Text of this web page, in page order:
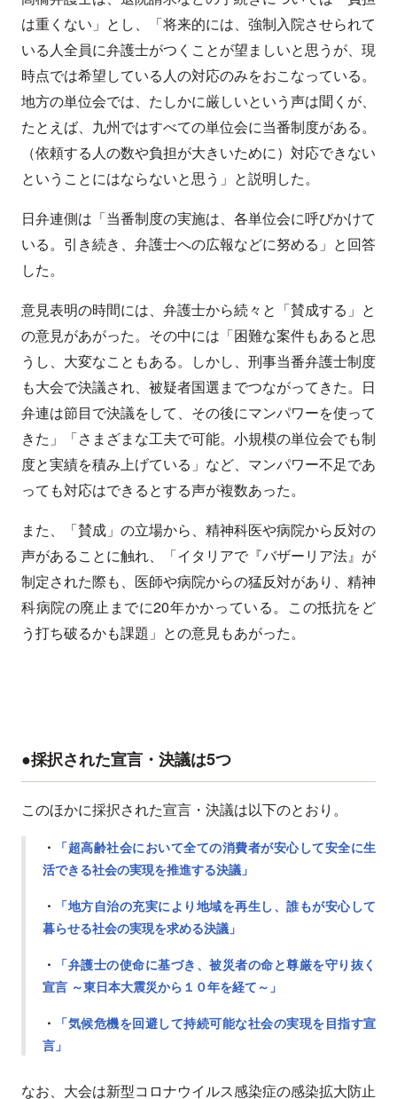
は重くない」とし、「将来的には、強制入院させられて
いる人全員に弁護士がつくことが望ましいと思うが、現
時点では希望している人の対応のみをおこなっている。
地方の単位会では、たしかに厳しいという声は聞くが、
たとえば、九州ではすべての単位会に当番制度がある。
（依頼する人の数や負担が大きいために）対応できない
ということにはならないと思う」と説明した。
日弁連側は「当番制度の実施は、各単位会に呼びかけて
いる。引き続き、弁護士への広報などに努める」と回答
した。
意見表明の時間には、弁護士から続々と「賛成する」と
の意見があがった。その中には「困難な案件もあると思
うし、大変なこともある。しかし、刑事当番弁護士制度
も大会で決議され、被疑者国選までつながってきた。日
弁連は節目で決議をして、その後にマンパワーを使って
きた」「さまざまな工夫で可能。小規模の単位会でも制
度と実績を積み上げている」など、マンパワー不足であ
っても対応はできるとする声が複数あった。
また、「賛成」の立場から、精神科医や病院から反対の
声があることに触れ、「イタリアで『バザーリア法』が
制定された際も、医師や病院からの猛反対があり、精神
科病院の廃止までに20年かかっている。この抵抗をど
う打ち破るかも課題」との意見もあがった。
●採択された宣言・決議は5つ
このほかに採択された宣言・決議は以下のとおり。
・
「超高齢社会において全ての消費者が安心して安全に生
活できる社会の実現を推進する決議」
・
「地方自治の充実により地域を再生し、誰もが安心して
暮らせる社会の実現を求める決議」
・
「弁護士の使命に基づき、被災者の命と尊厳を守り抜く
宣言 ～東日本大震災から１０年を経て～」
・
「気候危機を回避して持続可能な社会の実現を目指す宣
言」
なお、大会は新型コロナウイルス感染症の感染拡大防止